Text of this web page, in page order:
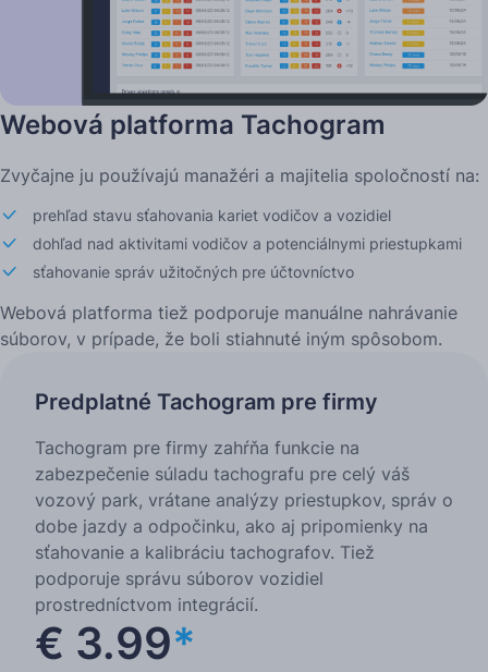
Webová platforma Tachogram
Zvyčajne ju používajú manažéri a majitelia spoločností na:
prehľad stavu sťahovania kariet vodičov a vozidiel
dohľad nad aktivitami vodičov a potenciálnymi priestupkami
sťahovanie správ užitočných pre účtovníctvo
Webová platforma tiež podporuje manuálne nahrávanie
súborov, v prípade, že boli stiahnuté iným spôsobom.
Predplatné Tachogram pre firmy
Tachogram pre firmy zahŕňa funkcie na
zabezpečenie súladu tachografu pre celý váš
vozový park, vrátane analýzy priestupkov, správ o
dobe jazdy a odpočinku, ako aj pripomienky na
sťahovanie a kalibráciu tachografov. Tiež
podporuje správu súborov vozidiel
prostredníctvom integrácií.
€ 3.99*